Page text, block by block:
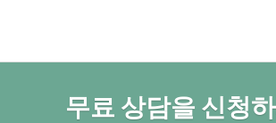
무료 상담을 신청